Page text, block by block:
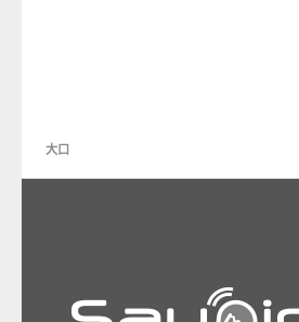
大口